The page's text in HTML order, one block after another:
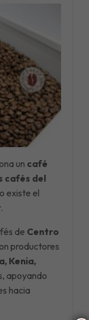
un café
cafés del
existe el
de Centro
productores
Kenia,
apoyando
hacia